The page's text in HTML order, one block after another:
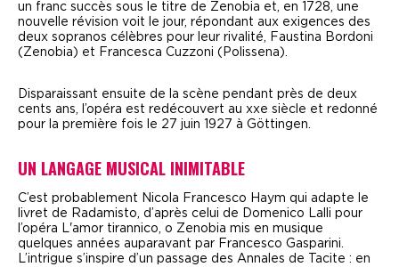
un franc succès sous le titre de Zenobia et, en 1728, une
nouvelle révision voit le jour, répondant aux exigences des
deux sopranos célèbres pour leur rivalité, Faustina Bordoni
(Zenobia) et Francesca Cuzzoni (Polissena).
Disparaissant ensuite de la scène pendant près de deux
cents ans, l’opéra est redécouvert au xxe siècle et redonné
pour la première fois le 27 juin 1927 à Göttingen.
UN LANGAGE MUSICAL INIMITABLE
C’est probablement Nicola Francesco Haym qui adapte le
livret de Radamisto, d’après celui de Domenico Lalli pour
l’opéra L'amor tirannico, o Zenobia mis en musique
quelques années auparavant par Francesco Gasparini.
L’intrigue s’inspire d’un passage des Annales de Tacite : en